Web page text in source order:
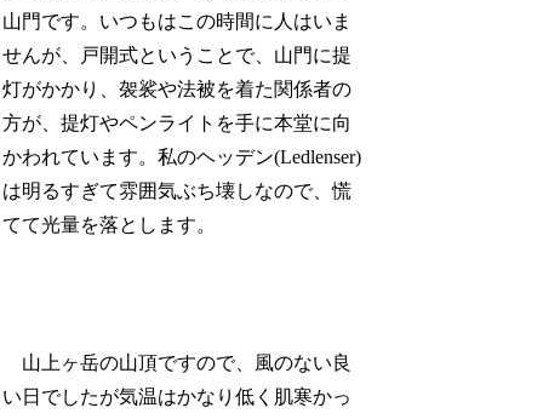
山門です。いつもはこの時間に人はいま
せんが、戸開式ということで、山門に提
灯がかかり、袈裟や法被を着た関係者の
方が、提灯やペンライトを手に本堂に向
かわれています。私のヘッデン(Ledlenser)
は明るすぎて雰囲気ぶち壊しなので、慌
てて光量を落とします。
山上ヶ岳の山頂ですので、風のない良
い日でしたが気温はかなり低く肌寒かっ